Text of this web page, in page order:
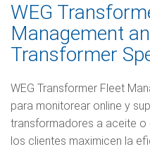
WEG
Management
Transformer
WEG Transformer Fleet
para monitorear online y
transformadores a aceite
los clientes maximicen la